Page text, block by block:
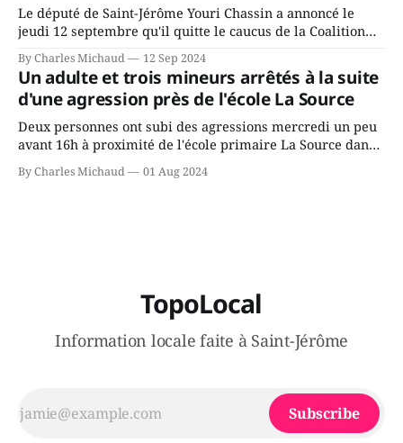
Le député de Saint-Jérôme Youri Chassin a annoncé le
jeudi 12 septembre qu'il quitte le caucus de la Coalition
Avenir Québec de François Legault parce qu'il est déçu du
gouvernement de la CAQ, surtout de son incapacité, qu'il
juge chronique, à offrir des
By Charles Michaud 12 Sep 2024
Un adulte et trois mineurs arrêtés à la suite
d'une agression près de l'école La Source
Deux personnes ont subi des agressions mercredi un peu
avant 16h à proximité de l'école primaire La Source dans
le secteur Bellefeuille de Saint-Jérôme. L'une de deux
victimes aurait été écrasée sous un véhicule et aspergée
By Charles Michaud 01 Aug 2024
TopoLocal
Information locale faite à Saint-Jérôme
Subscribe